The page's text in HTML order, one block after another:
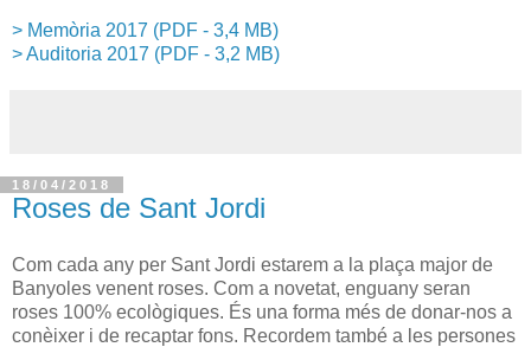
> Memòria 2017 (PDF - 3,4 MB)
> Auditoria 2017 (PDF - 3,2 MB)
18/04/2018
Roses de Sant Jordi
Com cada any per Sant Jordi estarem a la plaça major de
Banyoles venent roses. Com a novetat, enguany seran
roses 100% ecològiques. És una forma més de donar-nos a
conèixer i de recaptar fons. Recordem també a les persones